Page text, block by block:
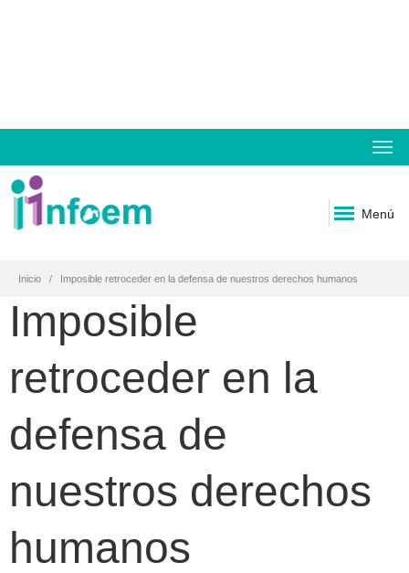
Menú
Inicio Imposible retroceder en la defensa de nuestros derechos humanos
Imposible
retroceder en la
defensa de
nuestros derechos
humanos